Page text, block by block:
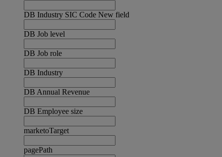
DB Industry SIC Code New field
DB Job level
DB Job role
DB Industry
DB Annual Revenue
DB Employee size
marketoTarget
pagePath